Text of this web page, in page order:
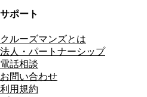
サポート
クルーズマンズとは
法人・パートナーシップ
電話相談
お問い合わせ
利用規約